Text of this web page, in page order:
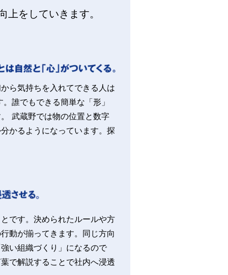
上をしていきます。
ら気持ちを入れてできる人は
誰でもできる簡単な「形」
武蔵野では物の位置と数字
かるようになっています。探
です。決められたルールや方
動が揃ってきます。同じ方向
い組織づくり」になるので
で解説することで社内へ浸透